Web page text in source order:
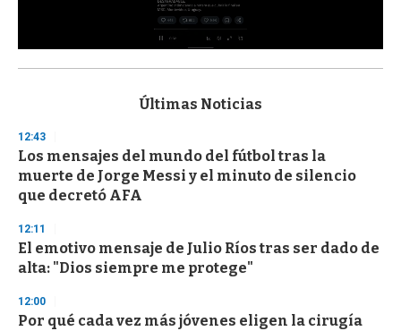
s
d
s
o
f
3
s
e
c
o
d
s
Últimas Noticias
12:43
Los mensajes del mundo del fútbol tras la
muerte de Jorge Messi y el minuto de silencio
que decretó AFA
12:11
El emotivo mensaje de Julio Ríos tras ser dado de
alta: "Dios siempre me protege"
12:00
Por qué cada vez más jóvenes eligen la cirugía